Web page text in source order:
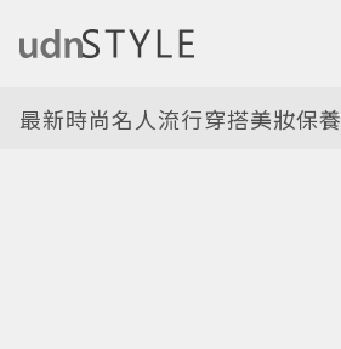
最新時尚名人流行穿搭美妝保養